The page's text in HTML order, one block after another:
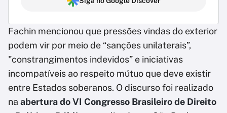
Fachin mencionou que pressões vindas do exterior
podem vir por meio de “sanções unilaterais”,
"constrangimentos indevidos” e iniciativas
incompatíveis ao respeito mútuo que deve existir
entre Estados soberanos. O discurso foi realizado
na abertura do VI Congresso Brasileiro de Direito